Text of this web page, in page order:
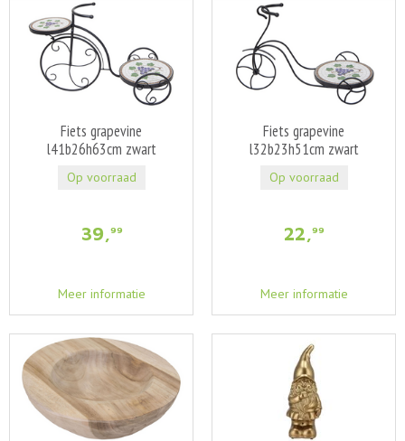
Fiets grapevine
l41b26h63cm zwart
39,99
Meer informatie
Op voorraad
Fiets grapevine
l32b23h51cm zwart
22,99
Meer informatie
Op voorraad